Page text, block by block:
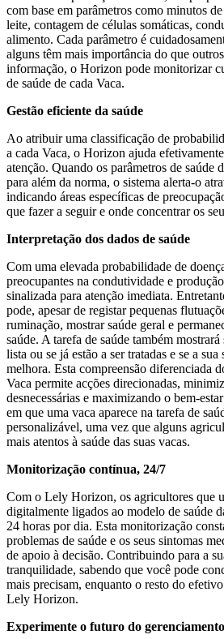
com base em parâmetros como minutos
leite, contagem de células somáticas,
alimento. Cada parâmetro é
alguns têm mais importância do que
informação, o Horizon pode monitorizar
de saúde de cada Vaca.
Gestão eficiente da saúde
Ao atribuir uma classificação de
a cada Vaca, o Horizon ajuda
atenção. Quando os parâmetros de saúde
para além da norma, o sistema alerta-o
indicando áreas específicas de
que fazer a seguir e onde concentrar os
Interpretação dos dados de saúde
Com uma elevada probabilidade de
preocupantes na condutividade e
sinalizada para atenção imediata.
pode, apesar de registar pequenas
ruminação, mostrar saúde geral e
saúde. A tarefa de saúde também mostrará
lista ou se já estão a ser tratadas e se a
melhora. Esta compreensão diferenciada
Vaca permite acções direcionadas,
desnecessárias e maximizando o bem-
em que uma vaca aparece na tarefa de
personalizável, uma vez que alguns
mais atentos à saúde das suas vacas.
Monitorização contínua, 24/7
Com o Lely Horizon, os agricultores que
digitalmente ligados ao modelo de saúde
24 horas por dia. Esta monitorização
problemas de saúde e os seus sintomas
de apoio à decisão. Contribuindo para a
tranquilidade, sabendo que você pode
mais precisam, enquanto o resto do
Lely Horizon.
Experimente o futuro do